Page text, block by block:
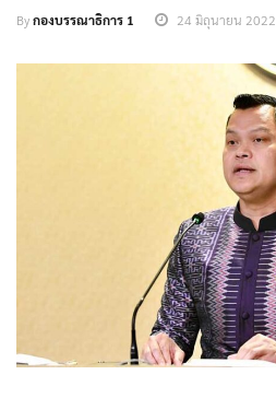
Byกองบรรณาธิการ 1 24 มิถุนายน 2022